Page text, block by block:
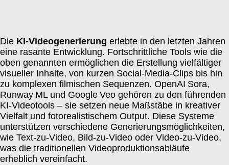
Die KI-Videogenerierung erlebte in den letzten Jahren
eine rasante Entwicklung. Fortschrittliche Tools wie die
oben genannten ermöglichen die Erstellung vielfältiger
visueller Inhalte, von kurzen Social-Media-Clips bis hin
zu komplexen filmischen Sequenzen. OpenAI Sora,
Runway ML und Google Veo gehören zu den führenden
KI‑Videotools – sie setzen neue Maßstäbe in kreativer
Vielfalt und fotorealistischem Output. Diese Systeme
unterstützen verschiedene Generierungsmöglichkeiten,
wie Text-zu-Video, Bild-zu-Video oder Video-zu-Video,
was die traditionellen Videoproduktionsabläufe
erheblich vereinfacht.